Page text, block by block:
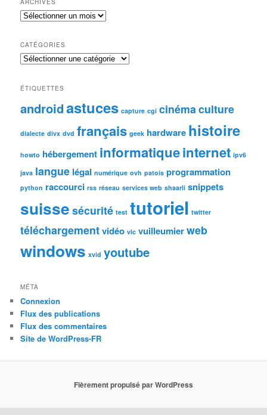
ARCHIVES
Archives
CATÉGORIES
Catégories
ÉTIQUETTES
androidastuces capture cgi cinéma culture
dialecte divx dvd français geek hardware histoire
howto hébergement informatiqueinternet ipv6
java langue légal numérique ovh patois programmation
python raccourci rss réseau services web shaarli snippets
suisse sécurité test tutoriel twitter
téléchargementvidéo vlc vuilleumierweb
windows xvid youtube
MÉTA
Connexion
Flux des publications
Flux des commentaires
Site de WordPress-FR
Fièrement propulsé par WordPress